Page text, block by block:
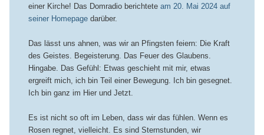
einer Kirche! Das Domradio berichtete am 20. Mai 2024 auf
seiner Homepagedarüber.
Das lässt uns ahnen, was wir an Pfingsten feiern: Die Kraft
des Geistes. Begeisterung. Das Feuer des Glaubens.
Hingabe. Das Gefühl: Etwas geschieht mit mir, etwas
ergreift mich, ich bin Teil einer Bewegung. Ich bin gesegnet.
Ich bin ganz im Hier und Jetzt.
Es ist nicht so oft im Leben, dass wir das fühlen. Wenn es
Rosen regnet, vielleicht. Es sind Sternstunden, wir